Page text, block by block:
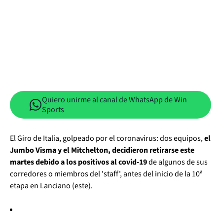
Quiero unirme al canal de WhatsApp de Win
Sports
El Giro de Italia, golpeado por el coronavirus: dos equipos,el
Jumbo Visma y el Mitchelton, decidieron retirarse este
martes debido a los positivos al covid-19de algunos de sus
corredores o miembros del 'staff', antes del inicio de la 10ª
etapa en Lanciano (este).